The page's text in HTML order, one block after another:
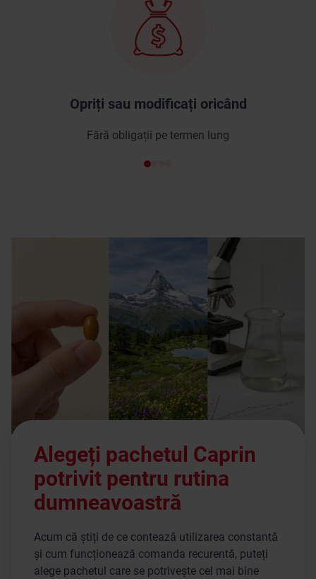
Opriți sau modificați oricând
Fără obligații pe termen lung
Alegeți pachetul Caprin
potrivit pentru rutina
dumneavoastră
Acum că știți de ce contează utilizarea constantă
și cum funcționează comanda recurentă, puteți
alege pachetul care se potrivește cel mai bine